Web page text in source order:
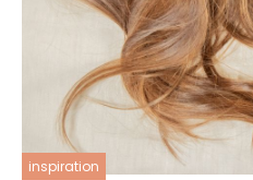
inspiration